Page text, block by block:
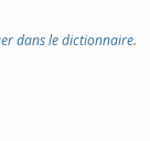
dans le dictionnaire.